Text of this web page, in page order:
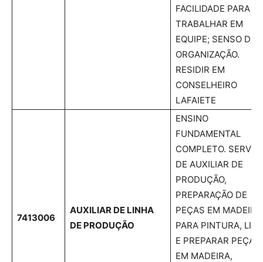
FACILIDADE PARA
TRABALHAR EM
EQUIPE; SENSO DE
ORGANIZAÇÃO.
RESIDIR EM
CONSELHEIRO
LAFAIETE
7413006
AUXILIAR DE LINHA
DE PRODUÇÃO
ENSINO
FUNDAMENTAL
COMPLETO.
DE AUXILIAR DE
PRODUÇÃO,
PREPARAÇÃO DE
PEÇAS EM MADEIRA
PARA PINTURA,
E PREPARAR PEÇAS
EM MADEIRA,